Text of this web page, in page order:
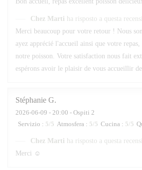
Chez Marti ha risposto a questa
Merci beaucoup pour votre retour ! Nous
ayez apprécié l'accueil ainsi que votre
notre poisson. Votre satisfaction nous fait
espérons avoir le plaisir de vous accueillir
Stéphanie G
2026-06-09 - 20:00 - Ospiti 2
Servizio : 5/5 Atmosfera : 5/5 Cucina : 5/5
Chez Marti ha risposto a questa
Merci ☺️